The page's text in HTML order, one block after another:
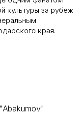
культуры за рубеж
края.